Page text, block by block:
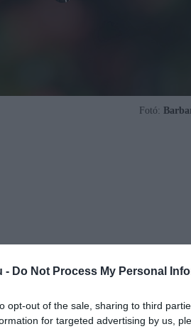
- Do Not Process My Personal
opt-out of the sale, sharing to third
for targeted advertising by us,
Fotó: